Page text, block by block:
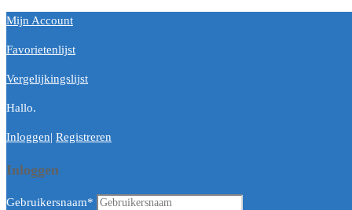
Mijn Account
Favorietenlijst
Vergelijkingslijst
Hallo.
Inloggen| Registreren
Inloggen
Gebruikersnaam*